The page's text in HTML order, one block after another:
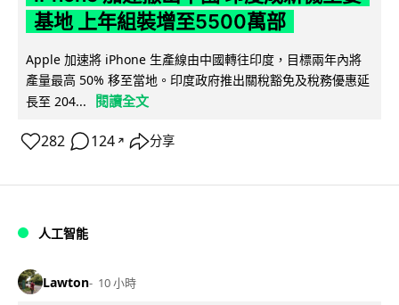
基地 上年組裝增至5500萬部
Apple 加速將 iPhone 生產線由中國轉往印度，目標兩年內將
產量最高 50% 移至當地。印度政府推出關稅豁免及稅務優惠延
長至 204...
閱讀全文
282 124 ↗ 分享
人工智能
Lawton 10 小時